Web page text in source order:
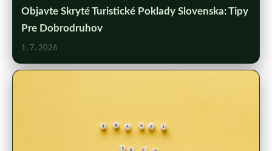
Objavte Skryté Turistické Poklady Slovenska: Tipy
Pre Dobrodruhov
1. 7. 2026